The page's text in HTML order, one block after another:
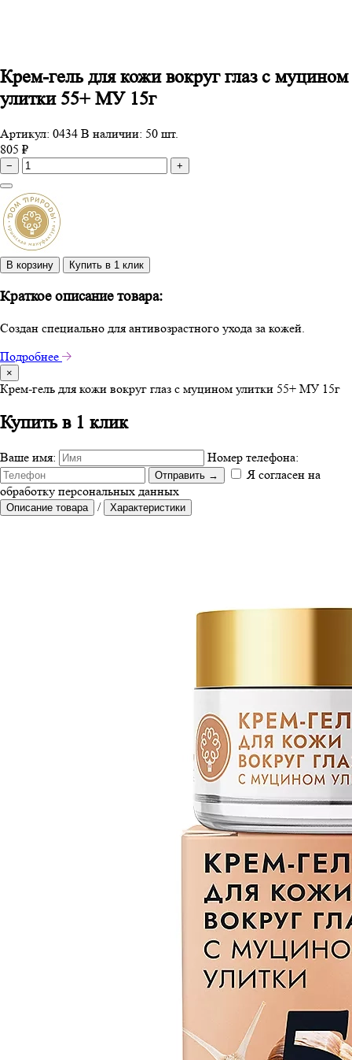
Крем-гель для кожи вокруг глаз с муцином
улитки 55+ МУ 15г
Артикул: 0434 В наличии: 50 шт.
805 ₽
− +
В корзину Купить в 1 клик
Краткое описание товара:
Создан специально для антивозрастного ухода за кожей.
Подробнее
×
Крем-гель для кожи вокруг глаз с муцином улитки 55+ МУ 15г
Купить в 1 клик
Ваше имя: Номер телефона:
Отправить →
Я согласен на
обработку персональных данных
Описание товара / Характеристики